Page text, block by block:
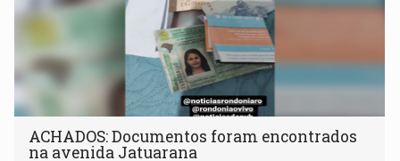
ACHADOS: Documentos foram encontrados
na avenida Jatuarana